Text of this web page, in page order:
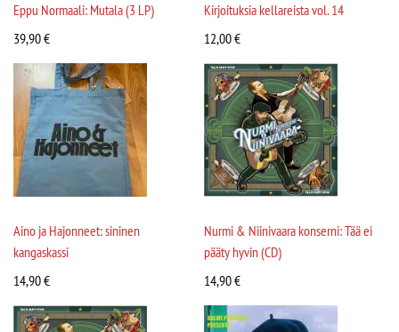
Eppu Normaali: Mutala (3 LP)
39,90€
Kirjoituksia kellareista vol. 14
12,00€
Aino ja Hajonneet: sininen
kangaskassi
14,90€
Nurmi & Niinivaara konserni: Tää ei
pääty hyvin (CD)
14,90€